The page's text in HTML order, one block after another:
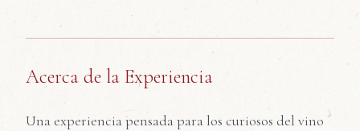
Acerca de la Experiencia
Una experiencia pensada para los curiosos del vino